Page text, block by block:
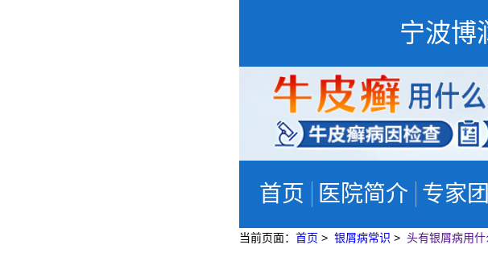
宁波博
首页 医院简介 专家
当前页面： 首页 > 银屑病常识 > 头有银屑病用